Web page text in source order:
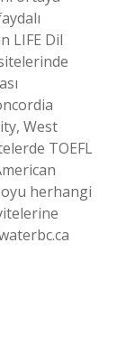
LIFE Dil
West
TOEFL
herhangi